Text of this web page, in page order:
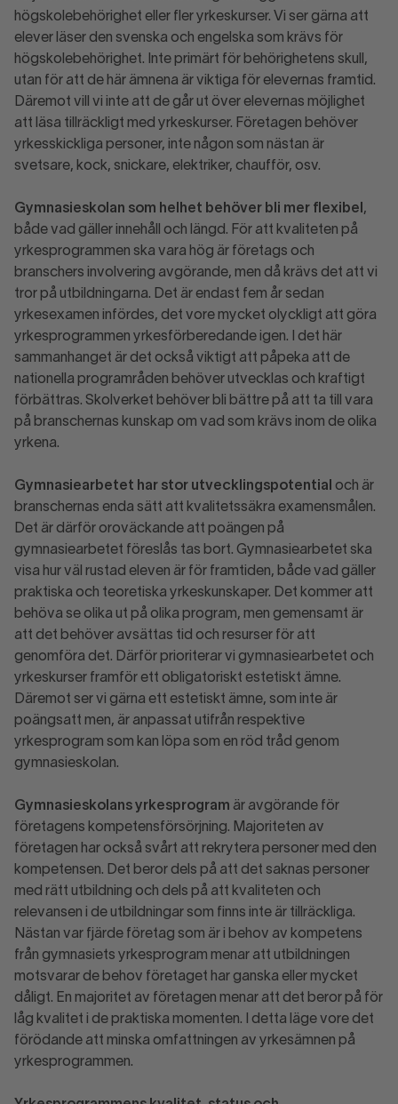
högskolebehörighet eller fler yrkeskurser. Vi ser gärna att
elever läser den svenska och engelska som krävs för
högskolebehörighet. Inte primärt för behörighetens skull,
utan för att de här ämnena är viktiga för elevernas framtid.
Däremot vill vi inte att de går ut över elevernas möjlighet
att läsa tillräckligt med yrkeskurser. Företagen behöver
yrkesskickliga personer, inte någon som nästan är
svetsare, kock, snickare, elektriker, chaufför, osv.
Gymnasieskolan som helhet behöver bli mer flexibel ,
både vad gäller innehåll och längd. För att kvaliteten på
yrkesprogrammen ska vara hög är företags och
branschers involvering avgörande, men då krävs det att vi
tror på utbildningarna. Det är endast fem år sedan
yrkesexamen infördes, det vore mycket olyckligt att göra
yrkesprogrammen yrkesförberedande igen. I det här
sammanhanget är det också viktigt att påpeka att de
nationella programråden behöver utvecklas och kraftigt
förbättras. Skolverket behöver bli bättre på att ta till vara
på branschernas kunskap om vad som krävs inom de olika
yrkena.
Gymnasiearbetet har stor utvecklingspotential
och är
branschernas enda sätt att kvalitetssäkra examensmålen.
Det är därför oroväckande att poängen på
gymnasiearbetet föreslås tas bort. Gymnasiearbetet ska
visa hur väl rustad eleven är för framtiden, både vad gäller
praktiska och teoretiska yrkeskunskaper. Det kommer att
behöva se olika ut på olika program, men gemensamt är
att det behöver avsättas tid och resurser för att
genomföra det. Därför prioriterar vi gymnasiearbetet och
yrkeskurser framför ett obligatoriskt estetiskt ämne.
Däremot ser vi gärna ett estetiskt ämne, som inte är
poängsatt men, är anpassat utifrån respektive
yrkesprogram som kan löpa som en röd tråd genom
gymnasieskolan.
Gymnasieskolans yrkesprogram är avgörande för
företagens kompetensförsörjning. Majoriteten av
företagen har också svårt att rekrytera personer med den
kompetensen. Det beror dels på att det saknas personer
med rätt utbildning och dels på att kvaliteten och
relevansen i de utbildningar som finns inte är tillräckliga.
Nästan var fjärde företag som är i behov av kompetens
från gymnasiets yrkesprogram menar att utbildningen
motsvarar de behov företaget har ganska eller mycket
dåligt. En majoritet av företagen menar att det beror på för
låg kvalitet i de praktiska momenten. I detta läge vore det
förödande att minska omfattningen av yrkesämnen på
yrkesprogrammen.